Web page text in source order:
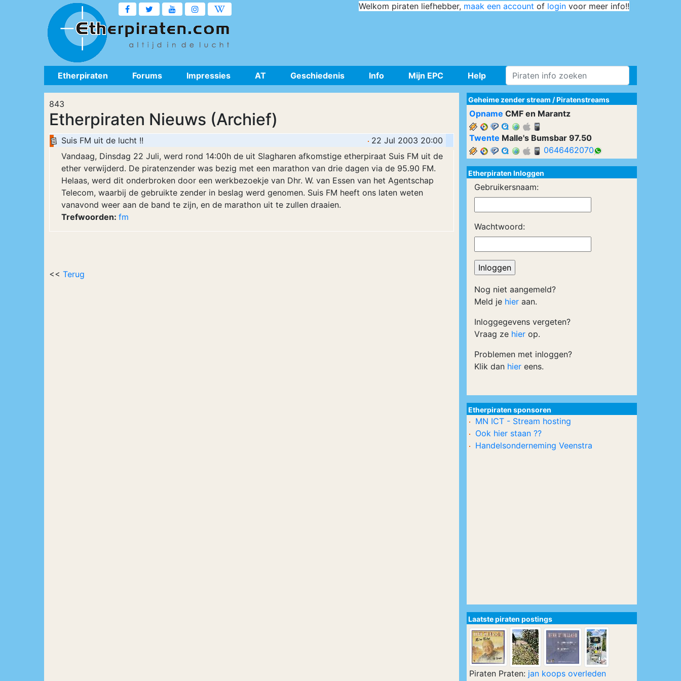
Welkom piraten liefhebber, maak een account of login voor meer info!!
Etherpiraten Forums Impressies AT Geschiedenis Info Mijn EPC Help
843
Etherpiraten Nieuws (Archief)
Suis FM uit de lucht !!
22 Jul 2003 20:00
Vandaag, Dinsdag 22 Juli, werd rond 14:00h de uit Slagharen afkomstige etherpiraat Suis FM uit de
ether verwijderd. De piratenzender was bezig met een marathon van drie dagen via de 95.90 FM.
Helaas, werd dit onderbroken door een werkbezoekje van Dhr. W. van Essen van het Agentschap
Telecom, waarbij de gebruikte zender in beslag werd genomen. Suis FM heeft ons laten weten
vanavond weer aan de band te zijn, en de marathon uit te zullen draaien.
Trefwoorden: fm
<< Terug
Geheime zender stream /Piratenstreams
Opname CMF en Marantz
Twente Malle's Bumsbar 97.50
0646462070
Etherpiraten Inloggen
Gebruikersnaam:
Wachtwoord:
Nog niet aangemeld?
Meld je hier aan.
Inloggegevens vergeten?
Vraag ze hier op.
Problemen met inloggen?
Klik dan hier eens.
Etherpiraten sponsoren
MN ICT - Stream hosting
Ook hier staan ??
Handelsonderneming Veenstra
Laatste piraten postings
Piraten Praten: jan koops overleden